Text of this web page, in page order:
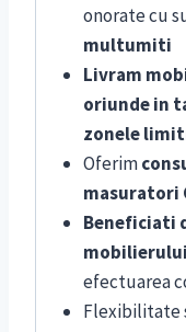
onorate cu
multumiti
Livram
oriunde in
zonele
Oferim
masuratori
Beneficiati
mobilierului
efectuarea
Flexibilitate